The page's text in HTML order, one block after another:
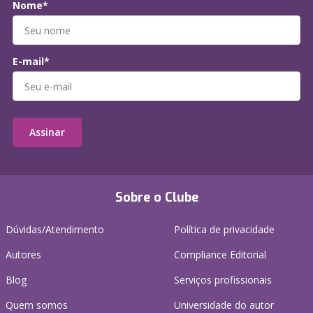
Sobre o Clube
Dúvidas/Atendimento
Autores
Blog
Quem somos
Política de privacidade
Compliance Editorial
Serviços profissionais
Universidade do autor
Nome*
E-mail*
Assinar